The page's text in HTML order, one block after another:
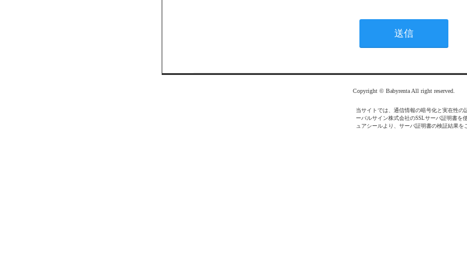
Copyright © Babyrenta All right reserved.
当サイトでは、通信情報の暗号化と実在性の
ーバルサイン株式会社のSSLサーバ証明書を
ュアシールより、サーバ証明書の検証結果を